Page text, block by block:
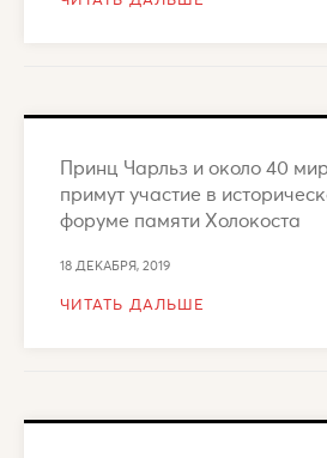
Принц Чарльз и около 40
примут участие в
форуме памяти Холокоста
18 ДЕКАБРЯ, 2019
ЧИТАТЬ ДАЛЬШЕ